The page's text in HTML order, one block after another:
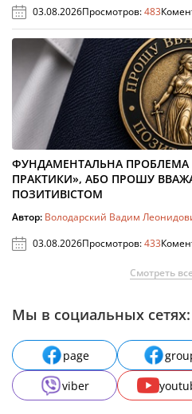
03.08.2026Просмотров:483
ФУНДАМЕНТАЛЬНА ПРОБЛЕМА
ПРАКТИКИ», АБО ПРОШУ
ПОЗИТИВІСТОМ
Автор: Володарский Вадим
03.08.2026Просмотров:433
Смотреть
Мы в социальных сетях:
page
viber